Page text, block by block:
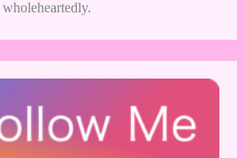
wholeheartedly.